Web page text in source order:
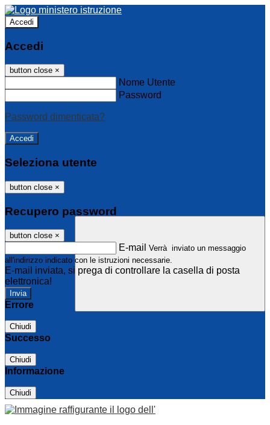
Accedi
Accedi
button close ×
Nome Utente
Password
Password dimenticata?
Seleziona utente
button close ×
Recupero password
button close ×
E-mail Verrà inviato un messaggio
all'indirizzo indicato con le istruzioni necessarie.
E-mail inviata, si prega di controllare la casella di posta
elettronica!
Errore
Chiudi
Successo
Chiudi
Informazione
Chiudi